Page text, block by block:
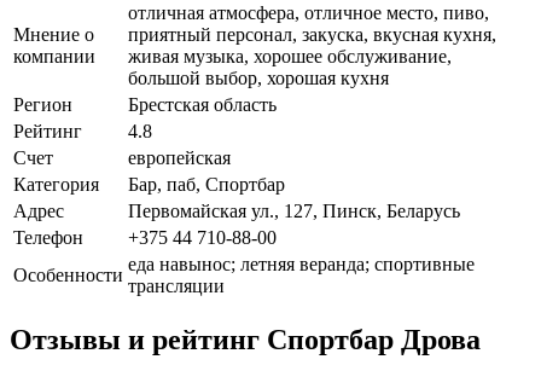
Мнение о
компании
отличная атмосфера, отличное место, пиво,
приятный персонал, закуска, вкусная кухня,
живая музыка, хорошее обслуживание,
большой выбор, хорошая кухня
Регион
Брестская область
Рейтинг
4.8
Счет
европейская
Категория
Бар, паб, Спортбар
Адрес
Первомайская ул., 127, Пинск, Беларусь
Телефон
+375 44 710-88-00
Особенности
еда навынос; летняя веранда; спортивные
трансляции
Отзывы и рейтинг Спортбар Дрова